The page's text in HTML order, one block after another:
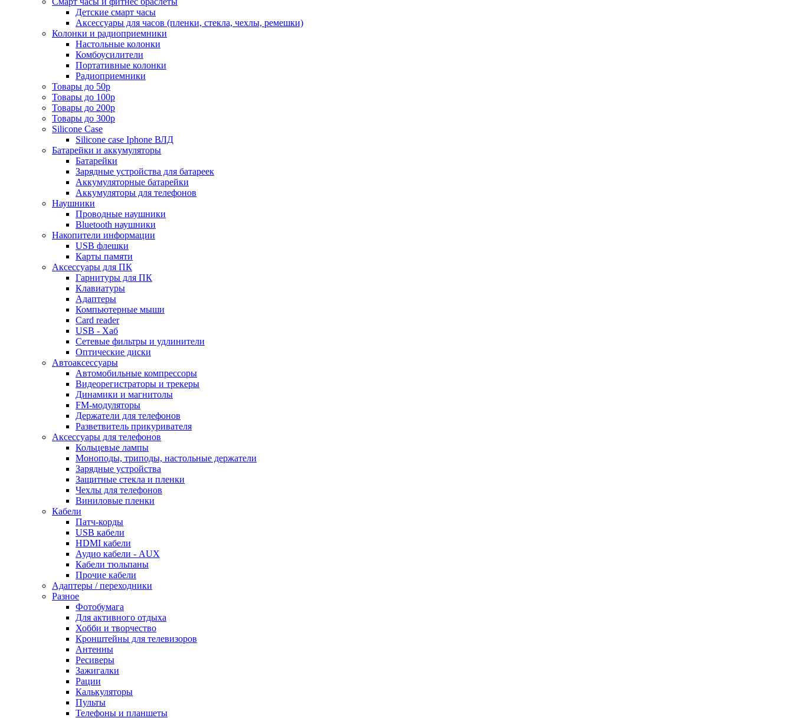
Детские смарт часы
Аксессуары для часов (пленки, стекла, чехлы, ремешки)
Колонки и радиоприемники
Настольные колонки
Комбоусилители
Портативные колонки
Радиоприемники
Товары до 50р
Товары до 100р
Товары до 200р
Товары до 300р
Silicone Case
Silicone case Iphone ВЛД
Батарейки и аккумуляторы
Батарейки
Зарядные устройства для батареек
Аккумуляторные батарейки
Аккумуляторы для телефонов
Наушники
Проводные наушники
Bluetooth наушники
Накопители информации
USB флешки
Карты памяти
Аксессуары для ПК
Гарнитуры для ПК
Клавиатуры
Адаптеры
Компьютерные мыши
Card reader
USB - Xaб
Сетевые фильтры и удлинители
Оптические диски
Автоаксессуары
Автомобильные компрессоры
Видеорегистраторы и трекеры
Динамики и магнитолы
FM-модуляторы
Держатели для телефонов
Разветвитель прикуривателя
Аксессуары для телефонов
Кольцевые лампы
Моноподы, триподы, настольные держатели
Зарядные устройства
Защитные стекла и пленки
Чехлы для телефонов
Виниловые пленки
Кабели
Патч-корды
USB кабели
HDMI кабели
Аудио кабели - AUX
Кабели тюльпаны
Прочие кабели
Адаптеры / переходники
Разное
Фотобумага
Для активного отдыха
Хобби и творчество
Кронштейны для телевизоров
Антенны
Ресиверы
Зажигалки
Рации
Калькуляторы
Пульты
Телефоны и планшеты